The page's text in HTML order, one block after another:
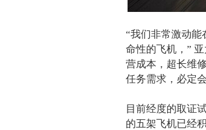
“我们非常激动能
命性的飞机，”
营成本，超长维
任务需求，必定
目前经度的取证
的五架飞机已经